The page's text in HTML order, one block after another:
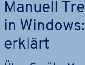
Manuell
in
erklärt